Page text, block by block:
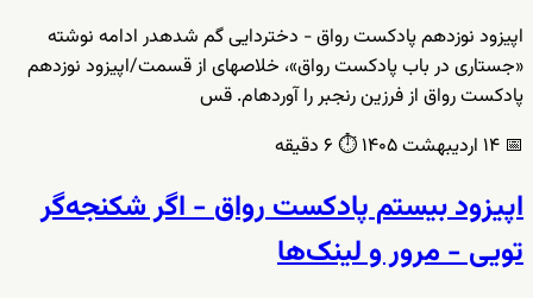
اپیزود نوزدهم پادکست رواق - دختردایی گم شدهدر ادامه نوشته
«جستاری در باب پادکست رواق»، خلاصهای از قسمت/اپیزود نوزدهم
پادکست رواق از فرزین رنجبر را آوردهام. قس
📅
⏱️
اپیزود بیستم پادکست رواق - اگر شکنجه‌گر
تویی - مرور و لینک‌ها